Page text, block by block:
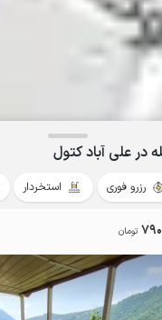
در علی آباد کتول
رزرو فوری استخردار
تومان